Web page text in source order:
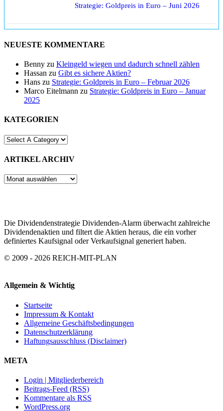
Strategie: Goldpreis in Euro – Juni 2026
NEUESTE KOMMENTARE
Benny zu Kleingeld wiegen und dadurch schnell zählen
Hassan zu Gibt es sichere Aktien?
Hans zu Strategie: Goldpreis in Euro – Februar 2026
Marco Eitelmann zu Strategie: Goldpreis in Euro – Januar
2025
KATEGORIEN
ARTIKEL ARCHIV
ARTIKEL
Die Dividendenstrategie Dividenden-Alarm überwacht zahlreiche
Dividendenaktien und filtert die Aktien heraus, die ein vorher
definiertes Kaufsignal oder Verkaufsignal generiert haben.
© 2009 - 2026 REICH-MIT-PLAN
Allgemein & Wichtig
Startseite
Impressum & Kontakt
Allgemeine Geschäftsbedingungen
Datenschutzerklärung
Haftungsausschluss (Disclaimer)
META
Login | Mitgliederbereich
Beitrags-Feed (RSS)
Kommentare als RSS
WordPress.org